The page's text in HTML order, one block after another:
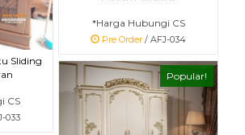
*Harga Hubungi CS
Pre Order / AFJ-034
Sliding
CS
033
Popular!